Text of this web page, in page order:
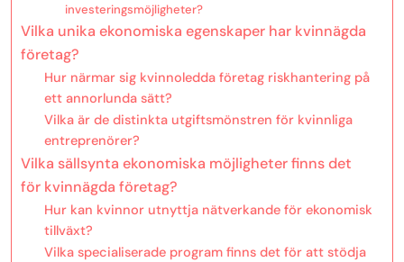
investeringsmöjligheter?
Vilka unika ekonomiska egenskaper har kvinnägda
företag?
Hur närmar sig kvinnoledda företag riskhantering på
ett annorlunda sätt?
Vilka är de distinkta utgiftsmönstren för kvinnliga
entreprenörer?
Vilka sällsynta ekonomiska möjligheter finns det
för kvinnägda företag?
Hur kan kvinnor utnyttja nätverkande för ekonomisk
tillväxt?
Vilka specialiserade program finns det för att stödja